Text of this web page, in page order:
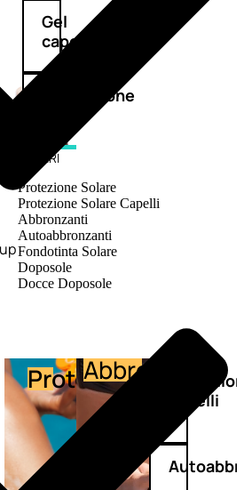
Gel
capelli
Colorazione
SOLARI
Protezione Solare
Protezione Solare Capelli
Abbronzanti
Autoabbronzanti
Fondotinta Solare
Doposole
Docce Doposole
ProtezioneAbbronzante
capelli